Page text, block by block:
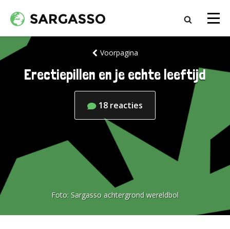
Voorpagina
Erectiepillen en je echte leeftijd
18 reacties
Foto: Sargasso achtergrond wereldbol